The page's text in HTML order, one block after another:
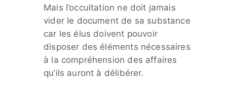
Mais l’occultation ne doit jamais
vider le document de sa substance
car les élus doivent pouvoir
disposer des éléments nécessaires
à la compréhension des affaires
qu’ils auront à délibérer.